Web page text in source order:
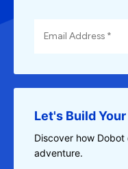
Let's Build
Discover how
adventure.